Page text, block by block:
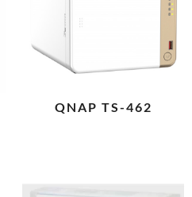
QNAP TS-462